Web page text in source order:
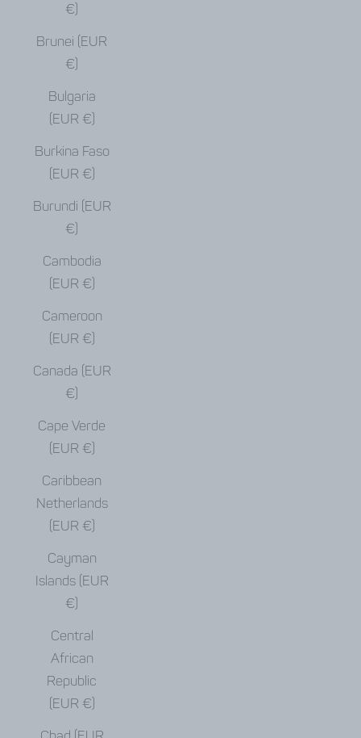
€)
Brunei (EUR
€)
Bulgaria
(EUR €)
Burkina Faso
(EUR €)
Burundi (EUR
€)
Cambodia
(EUR €)
Cameroon
(EUR €)
Canada (EUR
€)
Cape Verde
(EUR €)
Caribbean
Netherlands
(EUR €)
Cayman
Islands (EUR
€)
Central
African
Republic
(EUR €)